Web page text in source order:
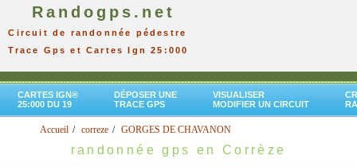
Randogps.net
Circuit de randonnée pédestre
Trace Gps et Cartes Ign 25:000
CARTES IGN®
25:000 DU 19
DÉPOSER UNE
TRACE GPS
VISUALISER
MODIFIER UN CIRCUIT
Accueil correze GORGES DE CHAVANON
randonnée gps en Corrèze